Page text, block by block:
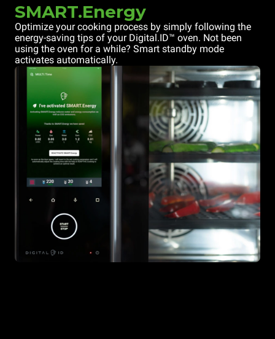
SMART.Energy
Optimize your cooking process by simply following the
energy-saving tips of your Digital.ID™ oven. Not been
using the oven for a while? Smart standby mode
activates automatically.